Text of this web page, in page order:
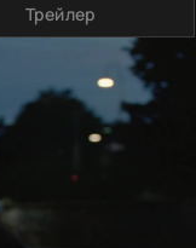
Трейлер